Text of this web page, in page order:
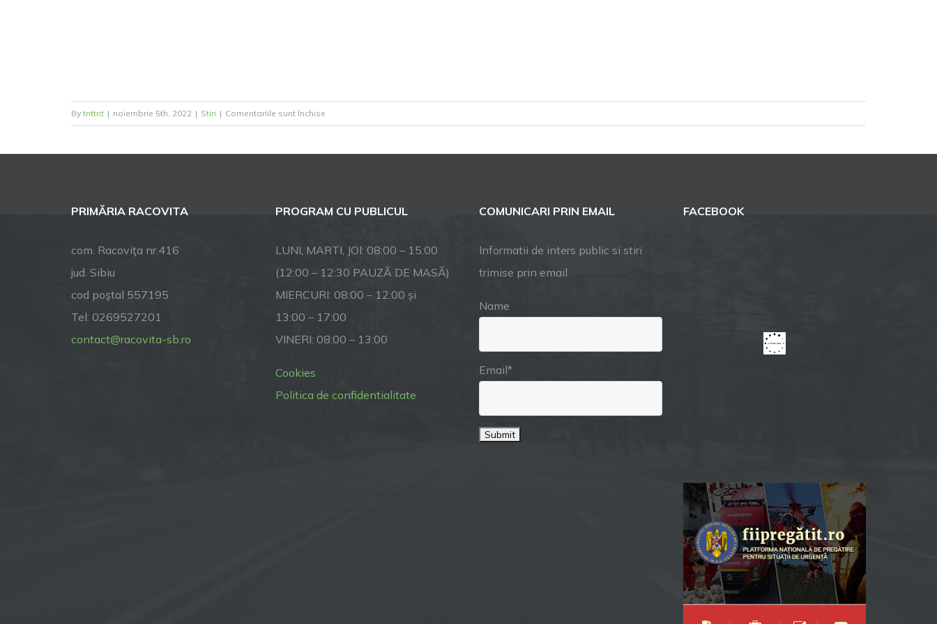
By tnttnt | noiembrie 5th, 2022 | Stiri | Comentariile sunt închise
Casă
Mihai
PRIMĂRIA RACOVITA
com. Racoviţa nr.416
jud. Sibiu
cod poştal 557195
Tel: 0269527201
contact@racovita-sb.ro
PROGRAM CU PUBLICUL
LUNI, MARTI, JOI: 08:00 – 15:00
(12:00 – 12:30 PAUZĂ DE MASĂ)
MIERCURI: 08:00 – 12:00 și
13:00 – 17:00
VINERI: 08:00 – 13:00
Cookies
Politica de confidentialitate
COMUNICARI PRIN EMAIL
Informatii de inters public si stiri
trimise prin email
Name
Email*
FACEBOOK